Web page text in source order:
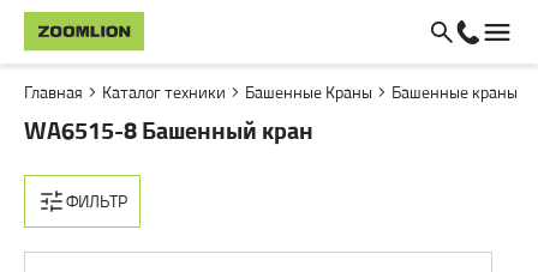
Главная Каталог техники Башенные Краны Башенные краны
WA6515-8 Башенный кран
ФИЛЬТР